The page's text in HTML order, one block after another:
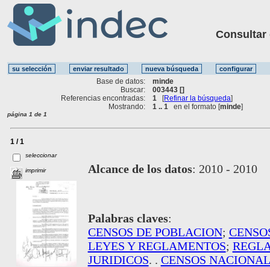
Consultar
Base de datos:
minde
Buscar:
003443 []
Referencias encontradas:
1 [Refinar la búsqueda]
Mostrando:
1 .. 1 en el formato [minde]
página 1 de 1
1 / 1
seleccionar
imprimir Alcance de los datos: 2010 - 2010
Palabras claves:
CENSOS DE POBLACION;
LEYES Y REGLAMENTOS;
JURIDICOS. . CENSOS